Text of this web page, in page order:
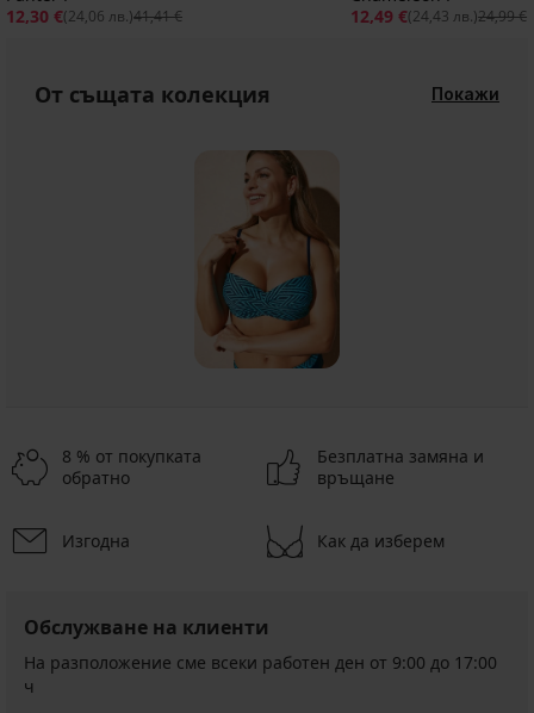
12,30 €(24,06 лв.)41,41 €
12,49 €(24,43 лв.)24,99 €
От същата колекция Покажи
8 % от покупката
обратно
Безплатна замяна и
връщане
Изгодна Как да изберем
Обслужване на клиенти
На разположение сме всеки работен ден от 9:00 до 17:00
ч